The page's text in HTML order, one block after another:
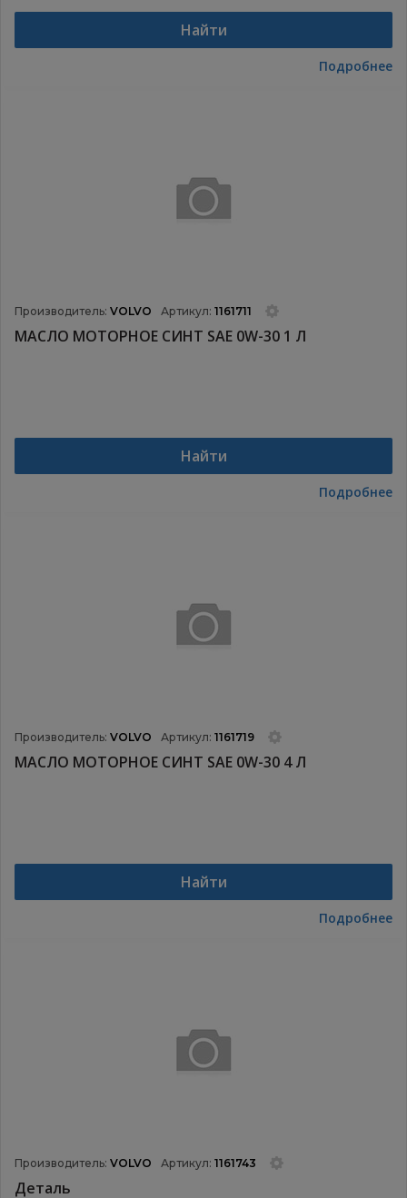
Найти
Подробнее
Производитель: VOLVO Артикул: 1161711
МАСЛО МОТОРНОЕ СИНТ SAE 0W-30 1 Л
Найти
Подробнее
Производитель: VOLVO Артикул: 1161719
МАСЛО МОТОРНОЕ СИНТ SAE 0W-30 4 Л
Найти
Подробнее
Производитель: VOLVO Артикул: 1161743
Деталь